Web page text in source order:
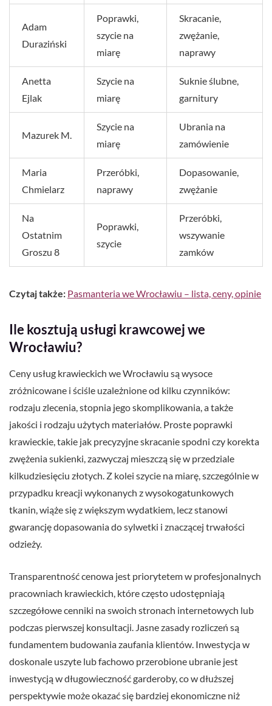
Adam
Duraziński
Poprawki,
szycie na
miarę
Skracanie,
zwężanie,
naprawy
Anetta
Ejlak
Szycie na
miarę
Suknie ślubne,
garnitury
Mazurek M.
Szycie na
miarę
Ubrania na
zamówienie
Maria
Chmielarz
Przeróbki,
naprawy
Dopasowanie,
zwężanie
Na
Ostatnim
Groszu 8
Poprawki,
szycie
Przeróbki,
wszywanie
zamków
Czytaj także: Pasmanteria we Wrocławiu – lista, ceny, opinie
Ile kosztują usługi krawcowej we
Wrocławiu?
Ceny usług krawieckich we Wrocławiu są wysoce
zróżnicowane i ściśle uzależnione od kilku czynników:
rodzaju zlecenia, stopnia jego skomplikowania, a także
jakości i rodzaju użytych materiałów. Proste poprawki
krawieckie, takie jak precyzyjne skracanie spodni czy korekta
zwężenia sukienki, zazwyczaj mieszczą się w przedziale
kilkudziesięciu złotych. Z kolei szycie na miarę, szczególnie w
przypadku kreacji wykonanych z wysokogatunkowych
tkanin, wiąże się z większym wydatkiem, lecz stanowi
gwarancję dopasowania do sylwetki i znaczącej trwałości
odzieży.
Transparentność cenowa jest priorytetem w profesjonalnych
pracowniach krawieckich, które często udostępniają
szczegółowe cenniki na swoich stronach internetowych lub
podczas pierwszej konsultacji. Jasne zasady rozliczeń są
fundamentem budowania zaufania klientów. Inwestycja w
doskonale uszyte lub fachowo przerobione ubranie jest
inwestycją w długowieczność garderoby, co w dłuższej
perspektywie może okazać się bardziej ekonomiczne niż